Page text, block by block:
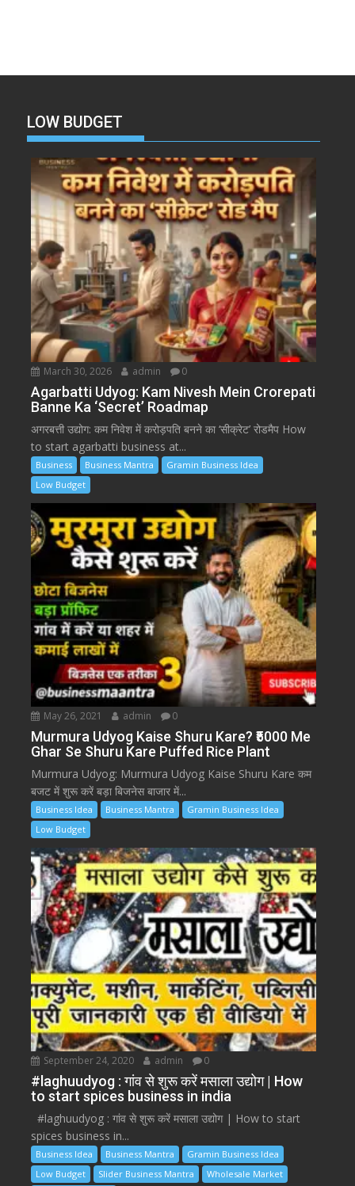
LOW BUDGET
March 30, 2026 admin 0
Agarbatti Udyog: Kam Nivesh Mein Crorepati
Banne Ka ‘Secret’ Roadmap
अगरबत्ती उद्योग: कम निवेश में करोड़पति बनने का ‘सीक्रेट’ रोडमैप How
to start agarbatti business at...
Business Business Mantra
Gramin Business Idea
Low Budget
May 26, 2021 admin 0
Murmura Udyog Kaise Shuru Kare? ₹5000 Me
Ghar Se Shuru Kare Puffed Rice Plant
Murmura Udyog: Murmura Udyog Kaise Shuru Kare कम
बजट में शुरू करें बड़ा बिजनेस बाजार में...
Business Idea Business Mantra
Gramin Business Idea
Low Budget
September 24, 2020 admin 0
#laghuudyog : गांव से शुरू करें मसाला उद्योग | How
to start spices business in india
#laghuudyog : गांव से शुरू करें मसाला उद्योग | How to start
spices business in...
Business Idea Business Mantra
Gramin Business Idea
Low Budget
Slider Business Mantra
Wholesale Market